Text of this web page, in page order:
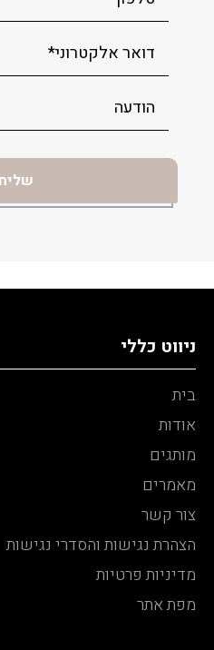
ניווט כללי
בית
אודות
מותגים
מאמרים
צור קשר
הצהרת נגישות והסדרי נגישות
מדיניות פרטיות
מפת אתר